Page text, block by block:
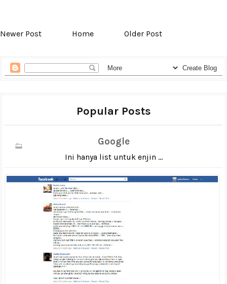
Newer Post Home Older Post
Popular Posts
Google
Ini hanya list untuk enjin ...